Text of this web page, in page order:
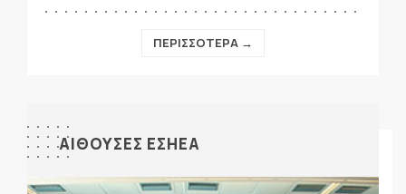
ΠΕΡΙΣΣΟΤΕΡΑ →
ΑΙΘΟΥΣΕΣ ΕΣΗΕΑ